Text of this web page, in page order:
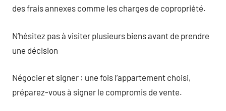
des frais annexes comme les charges de copropriété.
N’hésitez pas à visiter plusieurs biens avant de prendre
une décision
Négocier et signer : une fois l’appartement choisi,
préparez-vous à signer le compromis de vente.